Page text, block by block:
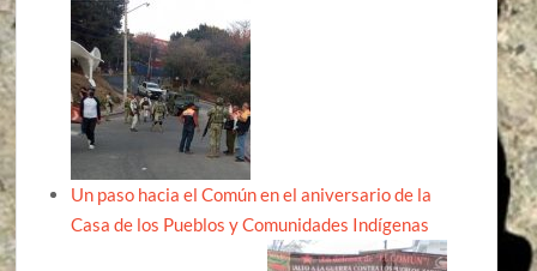
Un paso hacia el Común en el aniversario de la
Casa de los Pueblos y Comunidades Indígenas